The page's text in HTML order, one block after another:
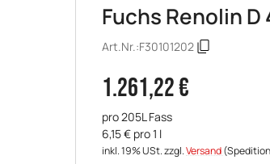
Fuchs Renolin D
Art.Nr.:F30101202
1.261,22 €
pro 205L Fass
6,15 € pro 1 l
inkl. 19% USt.zzgl.Versand